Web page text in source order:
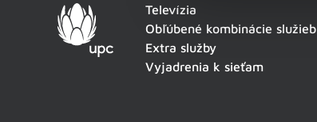
Televízia
Obľúbené kombinácie služieb
Extra služby
Vyjadrenia k sieťam